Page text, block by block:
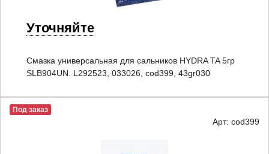
Уточняйте
Смазка универсальная для сальников HYDRA TA 5гр
SLB904UN. L292523, 033026, cod399, 43gr030
Под заказ
Арт: cod399